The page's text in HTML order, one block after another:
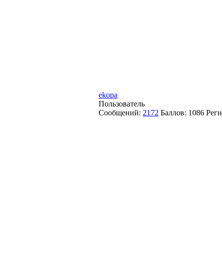
ekopa
Пользователь
Сообщений: 2172 Баллов: 1086